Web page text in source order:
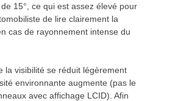
15°, ce qui est assez élevé pour
de lire clairement la
cas de rayonnement intense du
la visibilité se réduit légèrement
environnante augmente (pas le
avec affichage LCID). Afin